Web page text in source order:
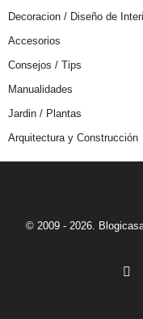
Decoracion / Diseño de
Accesorios
Consejos / Tips
Manualidades
Jardin / Plantas
Arquitectura y Construcción
© 2009 - 2026.